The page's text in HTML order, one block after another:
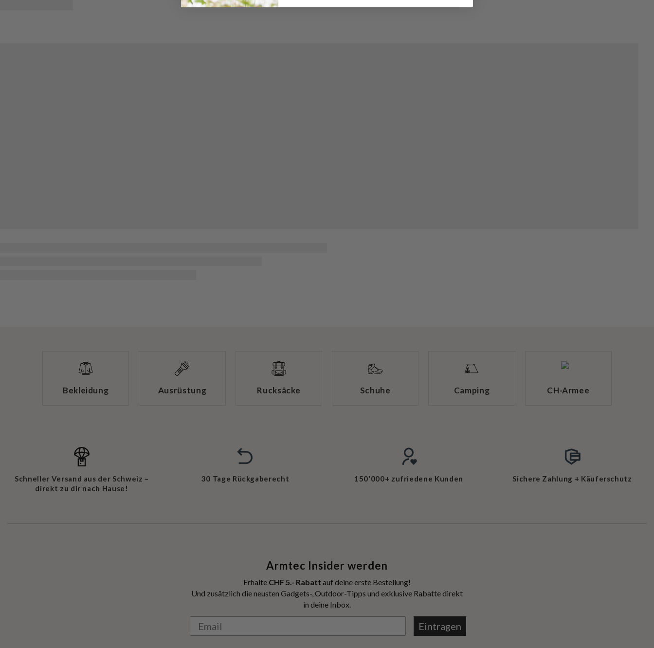
Bekleidung Ausrüstung Rucksäcke Schuhe Camping CH-Armee
Schneller Versand aus der Schweiz –
direkt zu dir nach Hause!
30 Tage Rückgaberecht 150'000+ zufriedene Kunden Sichere Zahlung + Käuferschutz
Armtec Insider werden
Erhalte CHF 5.- Rabatt auf deine erste Bestellung!
Und zusätzlich die neusten Gadgets-, Outdoor-Tipps und exklusive Rabatte direkt
in deine Inbox.
Eintragen